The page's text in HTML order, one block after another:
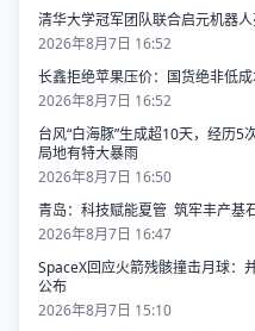
清华大学冠军团队联合启元机器
2026年8月7日 16:52
长鑫拒绝苹果压价：国货绝非低
2026年8月7日 16:52
台风“白海豚”生成超10天，经历
局地有特大暴雨
2026年8月7日 16:50
青岛：科技赋能夏管 筑牢丰产基
2026年8月7日 16:47
SpaceX回应火箭残骸撞击月球：
公布
2026年8月7日 15:10